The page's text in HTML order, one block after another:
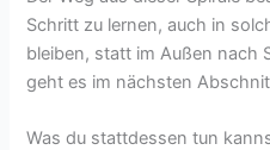
Schritt zu lernen, auch in
bleiben, statt im Außen nach
geht es im nächsten
Was du stattdessen tun